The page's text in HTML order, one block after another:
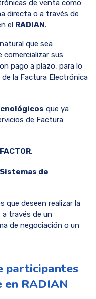
de venta como
directa o a través de
el
RADIAN.
que sea
comercializar sus
pago a plazo, para lo
la Factura Electrónica
que ya
de Factura
FACTOR.
Sistemas de
que deseen realizar la
través de un
de negociación o un
participantes
en RADIAN